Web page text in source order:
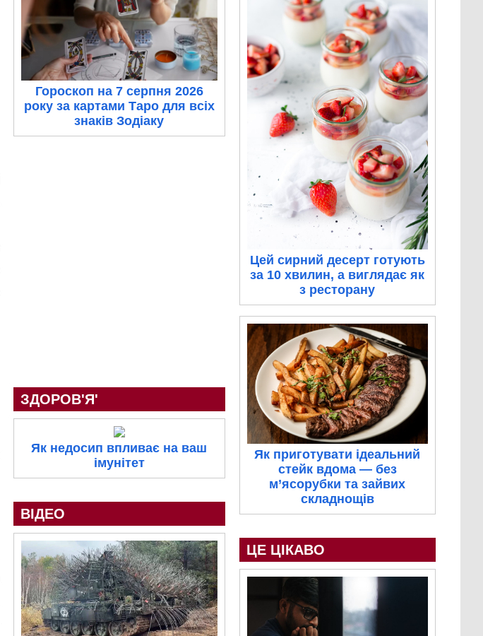
Гороскоп на 7 серпня 2026
року за картами Таро для всіх
знаків Зодіаку
ЗДОРОВ'Я'
Як недосип впливає на ваш
імунітет
ВІДЕО
Цей сирний десерт готують
за 10 хвилин, а виглядає як
з ресторану
Як приготувати ідеальний
стейк вдома — без
м’ясорубки та зайвих
складнощів
ЦЕ ЦІКАВО